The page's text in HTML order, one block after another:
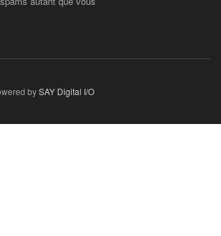
bySAY Digital I/O